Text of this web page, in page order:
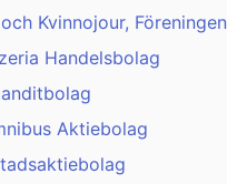
Kvinnojour, Föreningen
Handelsbolag
Aktiebolag